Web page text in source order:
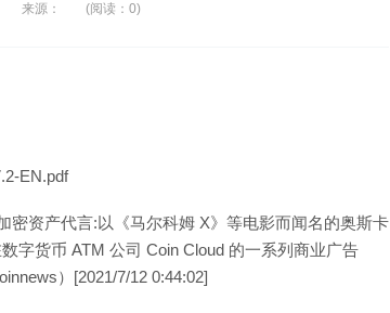
来源： (阅读：0)
EN.pdf
密资产代言:以《马尔科姆 X》等电影而闻名的奥斯卡
字货币 ATM 公司 Coin Cloud 的一系列商业广告
）[2021/7/12 0:44:02]